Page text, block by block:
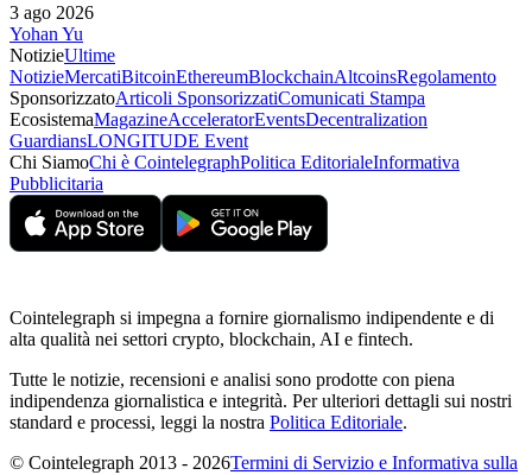
3 ago 2026
Yohan Yu
NotizieUltime
NotizieMercatiBitcoinEthereumBlockchainAltcoinsRegolamento
SponsorizzatoArticoli SponsorizzatiComunicati Stampa
EcosistemaMagazineAcceleratorEventsDecentralization
GuardiansLONGITUDE Event
Chi SiamoChi è CointelegraphPolitica EditorialeInformativa
Pubblicitaria
Cointelegraph si impegna a fornire giornalismo indipendente e di
alta qualità nei settori crypto, blockchain, AI e fintech.
Tutte le notizie, recensioni e analisi sono prodotte con piena
indipendenza giornalistica e integrità. Per ulteriori dettagli sui nostri
standard e processi, leggi la nostra Politica Editoriale.
© Cointelegraph 2013 - 2026Termini di Servizio e Informativa sulla